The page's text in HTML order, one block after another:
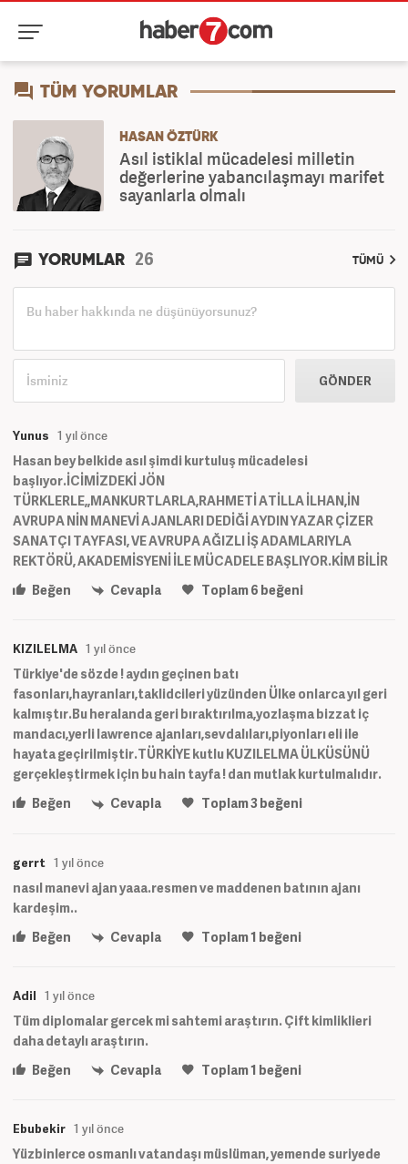
TÜM YORUMLAR
HASAN ÖZTÜRK
Asıl istiklal mücadelesi milletin
değerlerine yabancılaşmayı marifet
sayanlarla olmalı
YORUMLAR 26 TÜMÜ
GÖNDER
Yunus 1 yıl önce
Hasan bey belkide asıl şimdi kurtuluş mücadelesi
başlıyor.İCİMİZDEKİ JÖN
TÜRKLERLE,,MANKURTLARLA,RAHMETİ ATİLLA İLHAN,İN
AVRUPA NİN MANEVİ AJANLARI DEDİĞİ AYDIN YAZAR ÇİZER
SANATÇI TAYFASI, VE AVRUPA AĞIZLI İŞ ADAMLARIYLA
REKTÖRÜ, AKADEMİSYENİ İLE MÜCADELE BAŞLIYOR.KİM BİLİR
Beğen
Cevapla Toplam6 beğeni
KIZILELMA 1 yıl önce
Türkiye'de sözde ! aydın geçinen batı
fasonları,hayranları,taklidcileri yüzünden Ülke onlarca yıl geri
kalmıştır.Bu heralanda geri bıraktırılma,yozlaşma bizzat iç
mandacı,yerli lawrence ajanları,sevdalıları,piyonları eli ile
hayata geçirilmiştir.TÜRKİYE kutlu KUZILELMA ÜLKÜSÜNÜ
gerçekleştirmek için bu hain tayfa ! dan mutlak kurtulmalıdır.
Beğen
Cevapla Toplam3beğeni
gerrt 1 yıl önce
nasıl manevi ajan yaaa.resmen ve maddenen batının ajanı
kardeşim..
Beğen
Cevapla Toplam1 beğeni
Adil 1 yıl önce
Tüm diplomalar gercek mi sahtemi araştırın. Çift kimliklieri
daha detaylı araştırın.
Beğen
Cevapla Toplam1 beğeni
Ebubekir 1 yıl önce
Yüzbinlerce osmanlı vatandaşı müslüman, yemende suriyede